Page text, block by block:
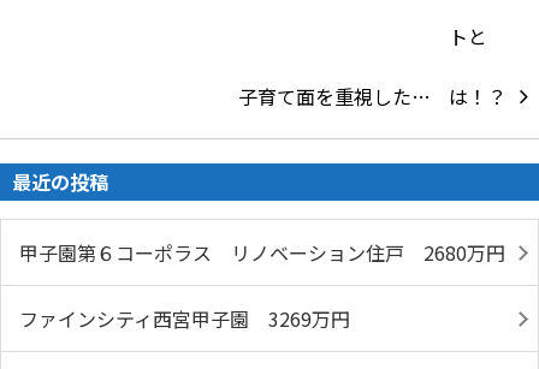
子育て面を重視した…
最近の投稿
甲子園第６コーポラス リノベーション住戸 2680万円
ファインシティ西宮甲子園 3269万円